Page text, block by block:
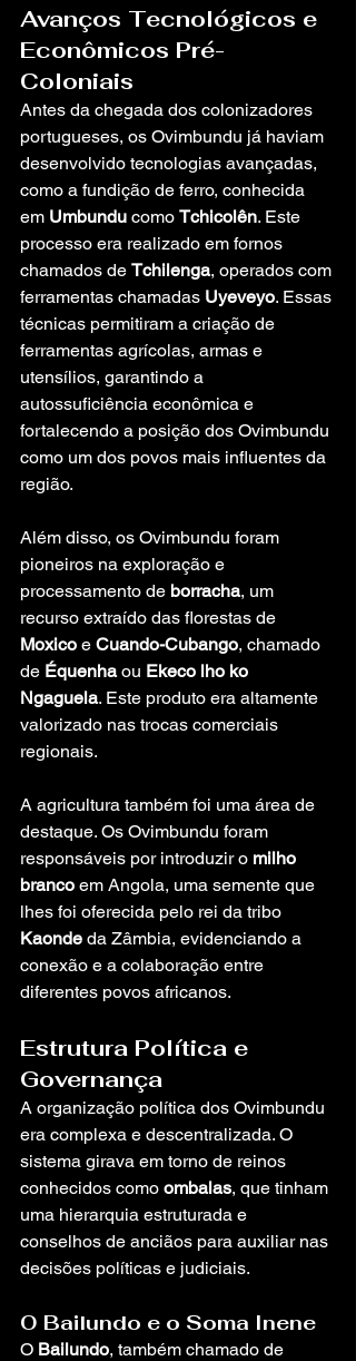
Avanços Tecnológicos e
Econômicos Pré-
Coloniais
Antes da chegada dos colonizadores
portugueses, os Ovimbundu já haviam
desenvolvido tecnologias avançadas,
como a fundição de ferro, conhecida
em Umbundu como Tchicolên. Este
processo era realizado em fornos
chamados de Tchilenga, operados com
ferramentas chamadas Uyeveyo. Essas
técnicas permitiram a criação de
ferramentas agrícolas, armas e
utensílios, garantindo a
autossuficiência econômica e
fortalecendo a posição dos Ovimbundu
como um dos povos mais influentes da
região.
Além disso, os Ovimbundu foram
pioneiros na exploração e
processamento de borracha, um
recurso extraído das florestas de
Moxico e Cuando-Cubango, chamado
de Équenha ou Ekeco lho ko
Ngaguela. Este produto era altamente
valorizado nas trocas comerciais
regionais.
A agricultura também foi uma área de
destaque. Os Ovimbundu foram
responsáveis por introduzir o milho
branco em Angola, uma semente que
lhes foi oferecida pelo rei da tribo
Kaonde da Zâmbia, evidenciando a
conexão e a colaboração entre
diferentes povos africanos.
Estrutura Política e
Governança
A organização política dos Ovimbundu
era complexa e descentralizada. O
sistema girava em torno de reinos
conhecidos como ombalas, que tinham
uma hierarquia estruturada e
conselhos de anciãos para auxiliar nas
decisões políticas e judiciais.
O Bailundo e o Soma Inene
O Bailundo, também chamado de